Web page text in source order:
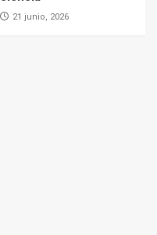
21 junio, 2026